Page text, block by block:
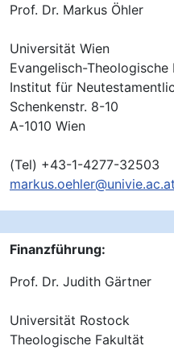
Prof. Dr. Markus Öhler
Universität Wien
Evangelisch-Theologische
Institut für
Schenkenstr. 8-10
A-1010 Wien
(Tel) +43-1-4277-32503
markus.oehler@univie.ac.at
Finanzführung:
Prof. Dr. Judith Gärtner
Universität Rostock
Theologische Fakultät